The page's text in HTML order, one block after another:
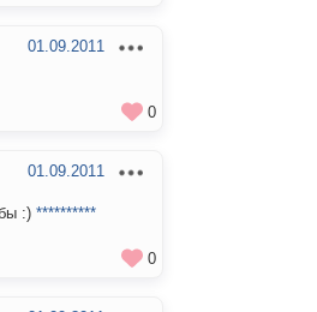
01.09.2011
0
01.09.2011
:) **********
0